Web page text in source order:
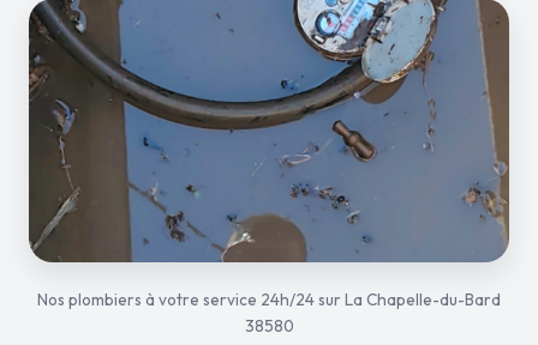
Nos plombiers à votre service 24h/24 sur La Chapelle-du-Bard
38580